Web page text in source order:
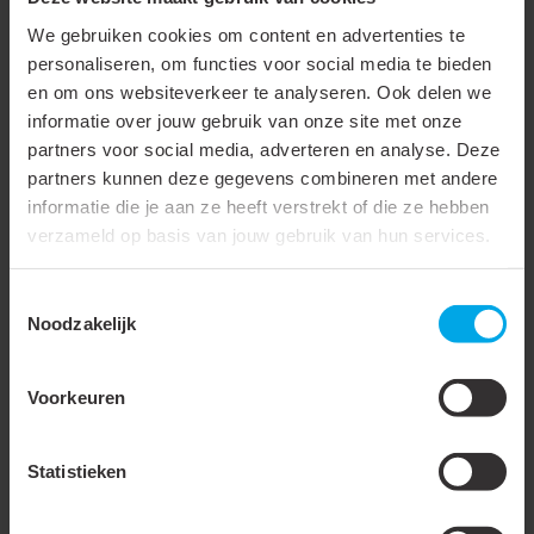
We gebruiken cookies om content en advertenties te
personaliseren, om functies voor social media te bieden
en om ons websiteverkeer te analyseren. Ook delen we
informatie over jouw gebruik van onze site met onze
partners voor social media, adverteren en analyse. Deze
partners kunnen deze gegevens combineren met andere
informatie die je aan ze heeft verstrekt of die ze hebben
verzameld op basis van jouw gebruik van hun services.
Noodzakelijk
Voorkeuren
Statistieken
Nom. diameter
150 mm
Binnendiameter
156 mm
Soort isolatiemateriaal
Glaswol (MW)
Materiaal binnenslang
Polyester PVC coating
Materiaal buitenslang
Aluminiumlaminaat
Materiaal spiraal
Staal
Buitenslang met spiraal
Isolatiedikte